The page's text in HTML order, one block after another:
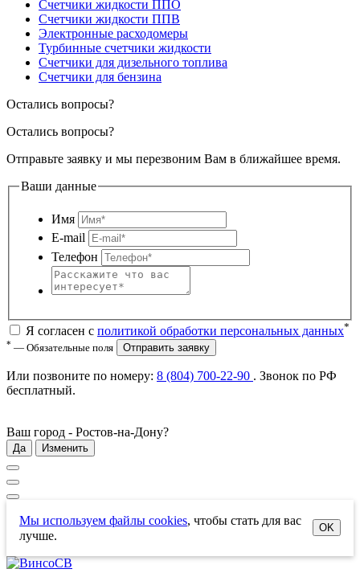
Счетчики жидкости ППО
Счетчики жидкости ППВ
Электронные расходомеры
Турбинные счетчики жидкости
Счетчики для дизельного топлива
Счетчики для бензина
Остались вопросы?
Остались вопросы?
Отправьте заявку и мы перезвоним Вам в ближайшее время.
Ваши данные
Имя
E-mail
Телефон
Я согласен с политикой обработки персональных данных*
* — Обязательные поля Отправить заявку
Или позвоните по номеру: 8 (804) 700-22-90 . Звонок по РФ
бесплатный.
Ваш город - Ростов-на-Дону?
Да Изменить
Мы используем файлы cookies, чтобы стать для вас
лучше.
OK